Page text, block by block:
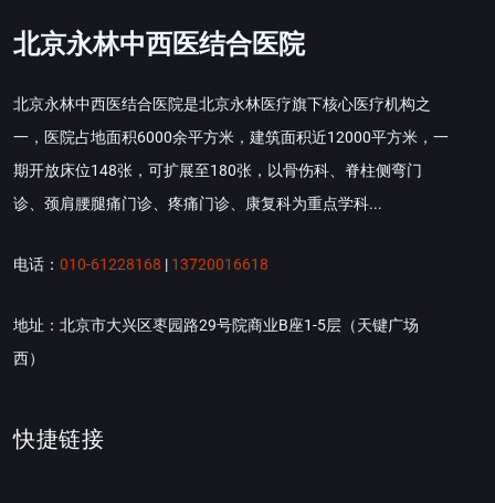
北京永林中西医结合医院
北京永林中西医结合医院是北京永林医疗旗下核心医疗机构之
一，医院占地面积6000余平方米，建筑面积近12000平方米，一
期开放床位148张，可扩展至180张，以骨伤科、脊柱侧弯门
诊、颈肩腰腿痛门诊、疼痛门诊、康复科为重点学科...
电话： 010-61228168 | 13720016618
地址：北京市大兴区枣园路29号院商业B座1-5层（天键广场
西）
快捷链接